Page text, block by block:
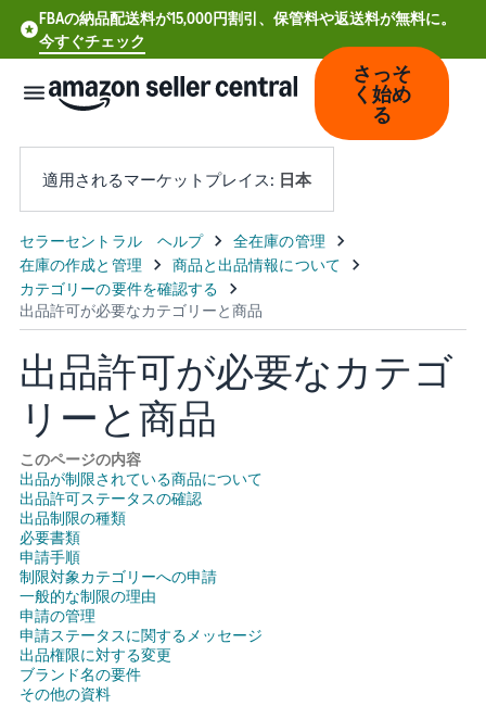
FBAの納品配送料が15,000円割引、保管料や返送料が無料に。
今すぐチェック
日
中
文
-
Deutsch
- DE
Español
- ES
Français
- FR
Italiano
- IT
한
국
さっそ
く始め
る
適用されるマーケットプレイス: 日本
出品許可が必要なカテゴ
リーと商品
このページの内容
出品が制限されている商品について
出品許可ステータスの確認
出品制限の種類
必要書類
申請手順
制限対象カテゴリーへの申請
一般的な制限の理由
申請の管理
申請ステータスに関するメッセージ
出品権限に対する変更
ブランド名の要件
その他の資料